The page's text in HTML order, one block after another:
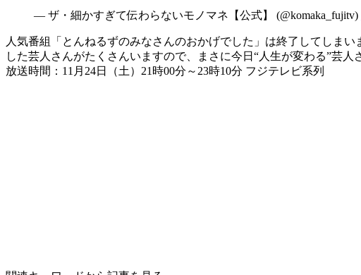
— ザ・細かすぎて伝わらないモノマネ【公式】 (@komaka_fujitv)
人気番組「とんねるずのみなさんのおかげでした」は終了してしま
した芸人さんがたくさんいますので、まさに今日“人生が変わる”芸
放送時間：11月24日（土）21時00分～23時10分 フジテレビ系列